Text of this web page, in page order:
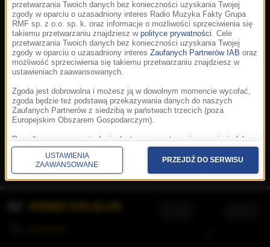
Korzystanie z portalu oznacza akceptację
Prywatność.Aplikacje.© 2026 Radio Muzyka
Fakty Grupa RMF sp. z o.o. sp. k.
przetwarzania Twoich danych bez konieczności uzyskania Twojej
zgody w oparciu o uzasadniony interes Radio Muzyka Fakty Grupa
RMF sp. z o.o. sp. k. oraz informacje o możliwości sprzeciwienia się
takiemu przetwarzaniu znajdziesz w polityce prywatności. Cele
przetwarzania Twoich danych bez konieczności uzyskania Twojej
zgody w oparciu o uzasadniony interes Zaufanych Partnerów IAB oraz
możliwość sprzeciwienia się takiemu przetwarzaniu znajdziesz w
ustawieniach zaawansowanych.
Zgoda jest dobrowolna i możesz ją w dowolnym momencie wycofać,
zgoda będzie też podstawą przekazywania danych do naszych
Zaufanych Partnerów z siedzibą w państwach trzecich (poza
Europejskim Obszarem Gospodarczym).
Ponadto masz prawo żądania dostępu, sprostowania, usunięcia lub
ograniczenia przetwarzania danych, a także złożenia skargi do
Prezesa Urzędu Ochrony Danych Osobowych. W polityce prywatności
znajdziesz informacje jak wykonać swoje prawa. Szczegółowe
informacje na temat przetwarzania Twoich danych znajdują się w
USTAWIENIA
ZAAWANSOWANE
PRZEJDŹ DO SERWISU